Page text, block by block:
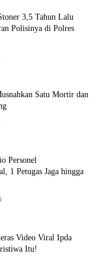
3,5 Tahun Lalu
Polisinya di Polres
Satu Mortir dan
Personel
1 Petugas Jaga hingga
Video Viral Ipda
Itu!